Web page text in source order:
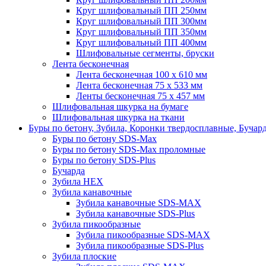
Круг шлифовальный ПП 250мм
Круг шлифовальный ПП 300мм
Круг шлифовальный ПП 350мм
Круг шлифовальный ПП 400мм
Шлифовальные сегменты, бруски
Лента бесконечная
Лента бесконечная 100 х 610 мм
Лента бесконечная 75 х 533 мм
Ленты бесконечная 75 х 457 мм
Шлифовальная шкурка на бумаге
Шлифовальная шкурка на ткани
Буры по бетону, Зубила, Коронки твердосплавные,
Буры по бетону SDS-Max
Буры по бетону SDS-Max проломные
Буры по бетону SDS-Plus
Бучарда
Зубила HEX
Зубила канавочные
Зубила канавочные SDS-MAX
Зубила канавочные SDS-Plus
Зубила пикообразные
Зубила пикообразные SDS-MAX
Зубила пикообразные SDS-Plus
Зубила плоские